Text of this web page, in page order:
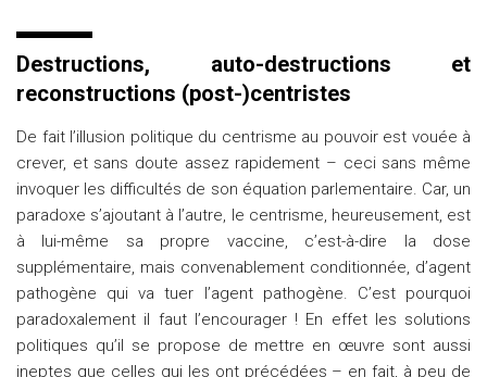
Destructions, auto-destructions et
reconstructions (post-)centristes
De fait l’illusion politique du centrisme au pouvoir est vouée à
crever, et sans doute assez rapidement – ceci sans même
invoquer les difficultés de son équation parlementaire. Car, un
paradoxe s’ajoutant à l’autre, le centrisme, heureusement, est
à lui-même sa propre vaccine, c’est-à-dire la dose
supplémentaire, mais convenablement conditionnée, d’agent
pathogène qui va tuer l’agent pathogène. C’est pourquoi
paradoxalement il faut l’encourager ! En effet les solutions
politiques qu’il se propose de mettre en œuvre sont aussi
ineptes que celles qui les ont précédées – en fait, à peu de